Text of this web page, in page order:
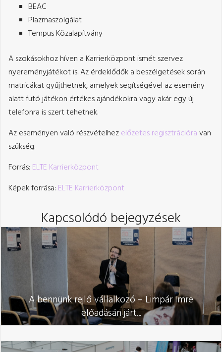
BEAC
Plazmaszolgálat
Tempus Közalapítvány
A szokásokhoz híven a Karrierközpont ismét szervez
nyereményjátékot is. Az érdeklődők a beszélgetések során
matricákat gyűjthetnek, amelyek segítségével az esemény
alatt futó játékon értékes ajándékokra vagy akár egy új
telefonra is szert tehetnek.
Az eseményen való részvételhezelőzetes regisztrációravan
szükség.
Forrás: ELTE Karrierközpont
Képek forrása: ELTE Karrierközpont
Kapcsolódó bejegyzések
A bennünk rejlő vállalkozó – Limpár Imre
előadásán járt...